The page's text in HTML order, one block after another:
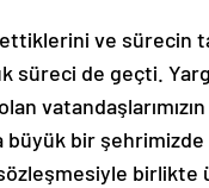
ve sürecin
süreci de geçti.
büyük bir